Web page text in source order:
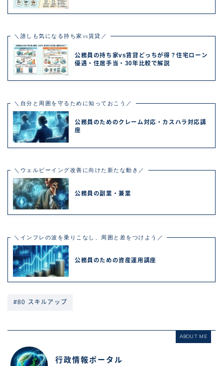
＼誰しも気になる持ち家vs賃貸／
公務員の持ち家vs賃貸どっちが得？住宅ローン
優遇・住居手当・30年比較で解説
＼自分と周囲を守るために知っておこう／
公務員のためのクレーム対応・カスハラ対応講
座
＼ウェルビーイング改善に向けた新たな動き／
公務員の副業・兼業
＼インフレの波を乗りこなし、周囲と差をつけよう／
公務員のための資産運用講座
#80 スキルアップ
ABOUT ME
行政情報ポータル